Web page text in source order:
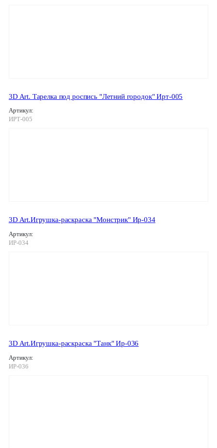
3D Art. Тарелка под роспись "Летний городок" Ирт-005
Артикул:
ИРТ-005
3D Art.Игрушка-раскраска "Монстрик" Ир-034
Артикул:
ИР-034
3D Art.Игрушка-раскраска "Танк" Ир-036
Артикул:
ИР-036